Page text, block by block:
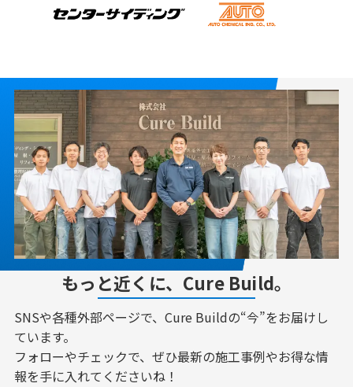
もっと近くに、Cure Build。
SNSや各種外部ページで、Cure Buildの“今”をお届けし
ています。
フォローやチェックで、ぜひ最新の施工事例やお得な情
報を手に入れてくださいね！